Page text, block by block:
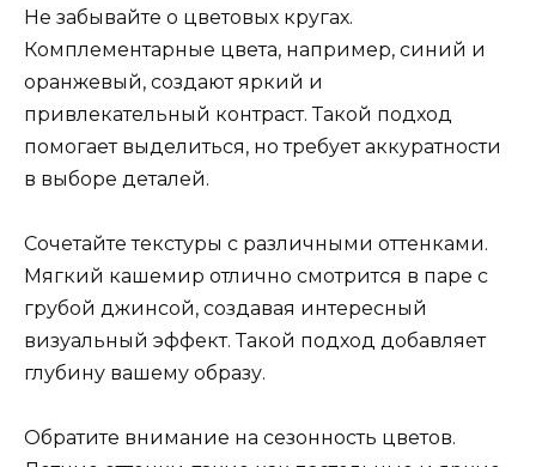
Не забывайте о цветовых кругах.
Комплементарные цвета, например, синий и
оранжевый, создают яркий и
привлекательный контраст. Такой подход
помогает выделиться, но требует аккуратности
в выборе деталей.
Сочетайте текстуры с различными оттенками.
Мягкий кашемир отлично смотрится в паре с
грубой джинсой, создавая интересный
визуальный эффект. Такой подход добавляет
глубину вашему образу.
Обратите внимание на сезонность цветов.